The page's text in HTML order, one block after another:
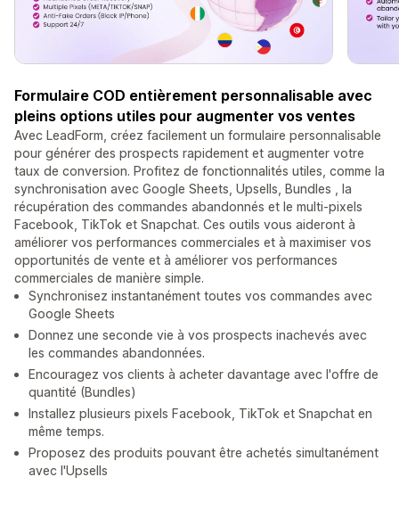
Formulaire COD entièrement personnalisable avec
pleins options utiles pour augmenter vos ventes
Avec LeadForm, créez facilement un formulaire personnalisable
pour générer des prospects rapidement et augmenter votre
taux de conversion. Profitez de fonctionnalités utiles, comme la
synchronisation avec Google Sheets, Upsells, Bundles , la
récupération des commandes abandonnés et le multi-pixels
Facebook, TikTok et Snapchat. Ces outils vous aideront à
améliorer vos performances commerciales et à maximiser vos
opportunités de vente et à améliorer vos performances
commerciales de manière simple.
Synchronisez instantanément toutes vos commandes avec
Google Sheets
Donnez une seconde vie à vos prospects inachevés avec
les commandes abandonnées.
Encouragez vos clients à acheter davantage avec l'offre de
quantité (Bundles)
Installez plusieurs pixels Facebook, TikTok et Snapchat en
même temps.
Proposez des produits pouvant être achetés simultanément
avec l'Upsells